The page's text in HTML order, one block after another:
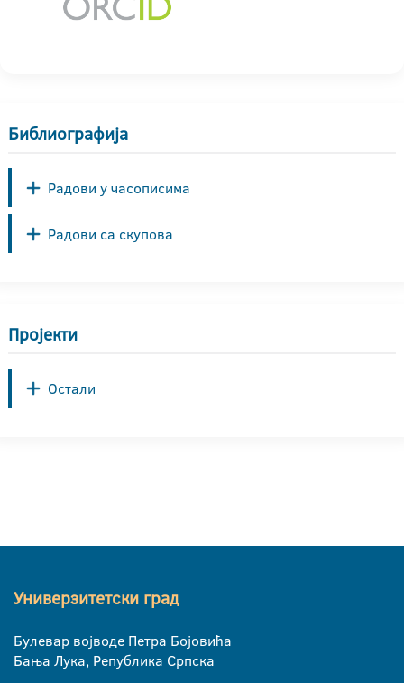
Библиографија
Радови у часописима
Радови са скупова
Пројекти
Остали
Универзитетски град
Булевар војводе Петра Бојовића
Бања Лука, Република Српска